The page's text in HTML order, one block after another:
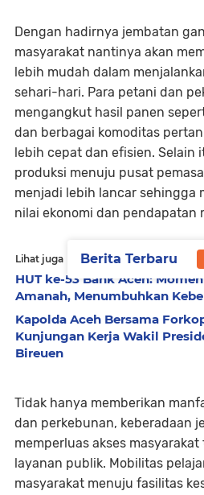
Dengan hadirnya jembatan
masyarakat nantinya akan
lebih mudah dalam
sehari-hari. Para petani dan
mengangkut hasil panen
dan berbagai komoditas
lebih cepat dan efisien. Selain
produksi menuju pusat
menjadi lebih lancar sehingga
nilai ekonomi dan pendapatan
Lihat juga
HUT ke-53 Bank Aceh:
Amanah, Menumbuhkan
Kapolda Aceh Bersama
Kunjungan Kerja Wakil
Bireuen
Tidak hanya memberikan
dan perkebunan, keberadaan
memperluas akses
layanan publik. Mobilitas
masyarakat menuju fasilitas
Berita Terbaru